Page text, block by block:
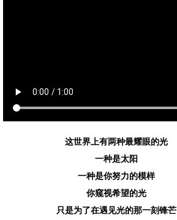
这世界上有两种最耀眼的光
一种是太阳
一种是你努力的模样
你窥视希望的光
只是为了在遇见光的那一刻锋芒